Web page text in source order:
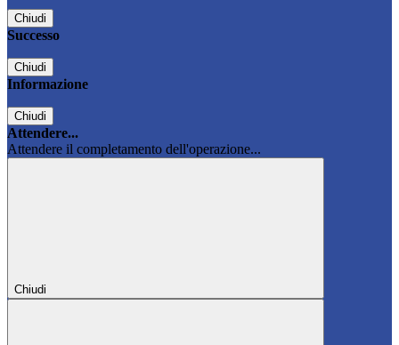
Chiudi
Successo
Chiudi
Informazione
Chiudi
Attendere...
Attendere il completamento dell'operazione...
Chiudi